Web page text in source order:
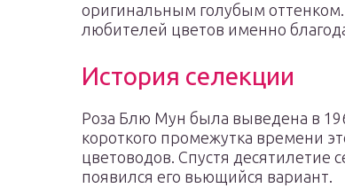
оригинальным голубым
любителей цветов именно
История селекции
Роза Блю Мун была выведена в
короткого промежутка времени
цветоводов. Спустя десятилетие
появился его вьющийся вариант.